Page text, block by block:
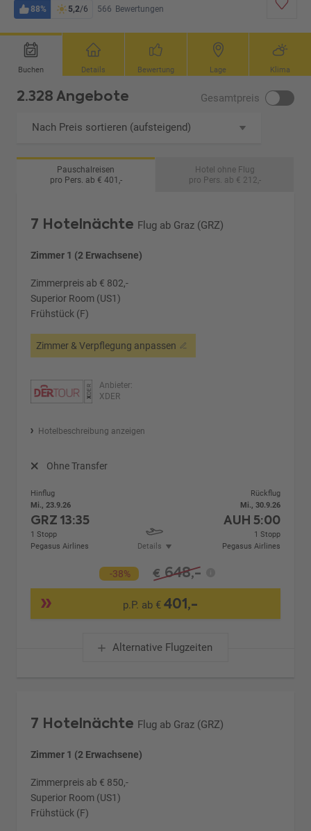
88% 5,2/6 566 Bewertungen
Buchen Details Bewertung Lage Klima
2.328 Angebote Gesamtpreis
Nach Preis sortieren (aufsteigend)
Pauschalreisen
pro Pers. ab € 401,-
Hotel ohne Flug
pro Pers. ab € 212,-
7 Hotelnächte Flug ab Graz (GRZ)
Zimmer 1 (2 Erwachsene)
Zimmerpreis ab € 802,-
Superior Room (US1)
Frühstück (F)
Zimmer & Verpflegung anpassen
Anbieter:
XDER
Hotelbeschreibung anzeigen
Ohne Transfer
Hinflug
Mi., 23.9.26
GRZ13:35
1 Stopp
Pegasus Airlines
Details
Rückflug
Mi., 30.9.26
AUH 5:00
1 Stopp
Pegasus Airlines
-38% € 648,-
p.P. ab €401,-
Alternative Flugzeiten
7 Hotelnächte Flug ab Graz (GRZ)
Zimmer 1 (2 Erwachsene)
Zimmerpreis ab € 850,-
Superior Room (US1)
Frühstück (F)